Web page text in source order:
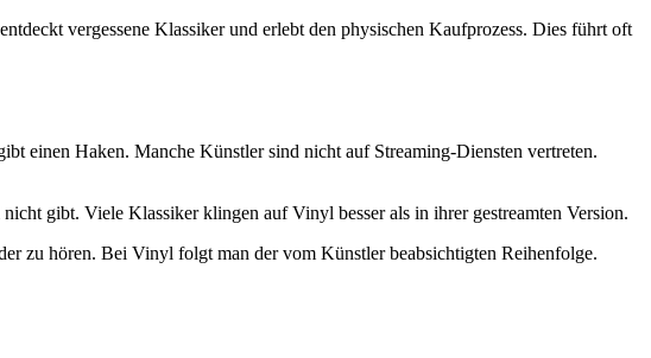
vergessene Klassiker und erlebt den physischen Kaufprozess. Dies führt oft
einen Haken. Manche Künstler sind nicht auf Streaming-Diensten vertreten.
gibt. Viele Klassiker klingen auf Vinyl besser als in ihrer gestreamten Version.
zu hören. Bei Vinyl folgt man der vom Künstler beabsichtigten Reihenfolge.